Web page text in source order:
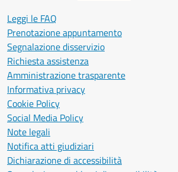
Leggi le FAQ
Prenotazione appuntamento
Segnalazione disservizio
Richiesta assistenza
Amministrazione trasparente
Informativa privacy
Cookie Policy
Social Media Policy
Note legali
Notifica atti giudiziari
Dichiarazione di accessibilità